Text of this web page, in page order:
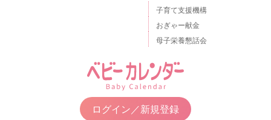
子育て支援機構
おぎゃー献金
母子栄養懇話会
ログイン／新規登録